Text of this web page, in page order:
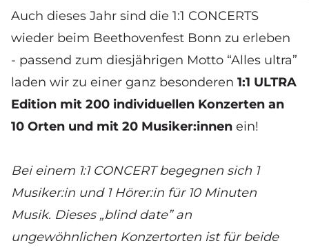
Auch dieses Jahr sind die 1:1 CONCERTS
wieder beim Beethovenfest Bonn zu erleben
- passend zum diesjährigen Motto “Alles ultra”
laden wir zu einer ganz besonderen 1:1 ULTRA
Edition mit 200 individuellen Konzerten an
10 Orten und mit 20 Musiker:innen ein!
Bei einem 1:1 CONCERT begegnen sich 1
Musiker:in und 1 Hörer:in für 10 Minuten
Musik. Dieses „blind date” an
ungewöhnlichen Konzertorten ist für beide